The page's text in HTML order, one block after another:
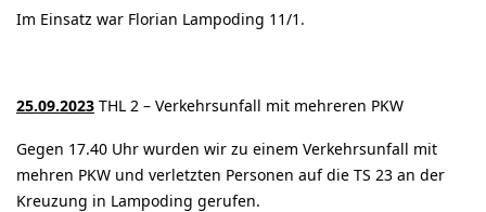
Im Einsatz war Florian Lampoding 11/1.
25.09.2023 THL 2 – Verkehrsunfall mit mehreren PKW
Gegen 17.40 Uhr wurden wir zu einem Verkehrsunfall mit
mehren PKW und verletzten Personen auf die TS 23 an der
Kreuzung in Lampoding gerufen.